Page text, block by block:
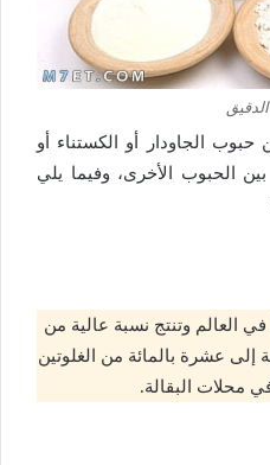
الجاودار أو الكستناء أو
الحبوب الأخرى، وفيما يلي
في العالم وتنتج نسبة عالية من
إلى عشرة بالمائة من الغلوتين
محلات البقالة.